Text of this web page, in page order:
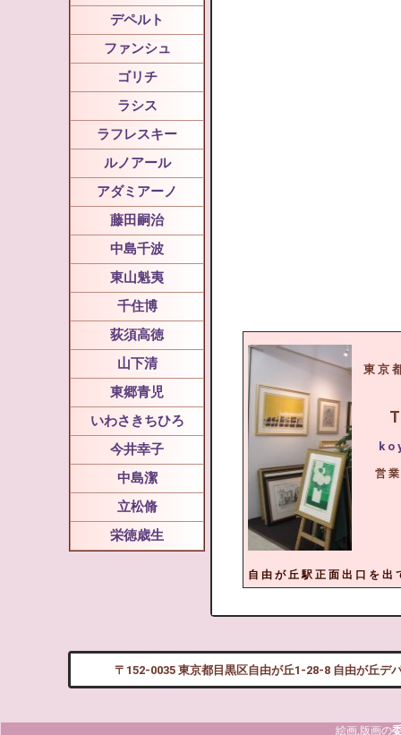
デペルト
ファンシュ
ゴリチ
ラシス
ラフレスキー
ルノアール
アダミアーノ
藤田嗣治
中島千波
東山魁夷
千住博
荻須高徳
山下清
東郷青児
いわさきちひろ
今井幸子
中島潔
立松脩
栄徳歳生
東京
営
自由が丘駅正面出口を
〒152-0035 東京都目黒区自由が丘1-28-8 自由が丘デ
絵画,版画の